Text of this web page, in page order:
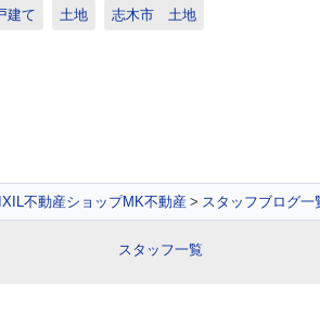
建て 土地 志木市 土地
不動産ショップMK不動産 スタッフブログ一
スタッフ一覧